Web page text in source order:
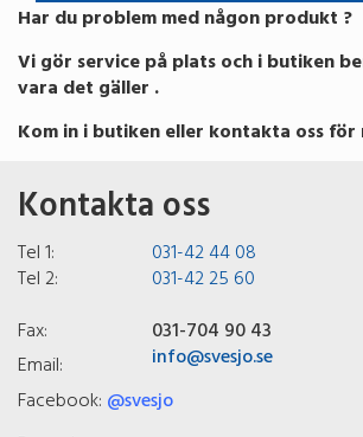
Har du problem med någon produkt ?
Vi gör service på plats och i butiken
vara det gäller .
Kom in i butiken eller kontakta oss
Kontakta oss
Tel 1:
031-42 44 08
Tel 2:
031-42 25 60
Fax:
031-704 90 43
Email:
info@svesjo.se
Facebook: @svesjo